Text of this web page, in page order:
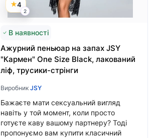
2039 грн
4
2
В наявності
Ажурний пеньюар на запах JSY
"Кармен" One Size Black, лакований
ліф, трусики-стрінги
Виробник JSY
Бажаєте мати сексуальний вигляд
навіть у той момент, коли просто
готуєте каву вашому партнеру? Тоді
пропонуємо вам купити класичний